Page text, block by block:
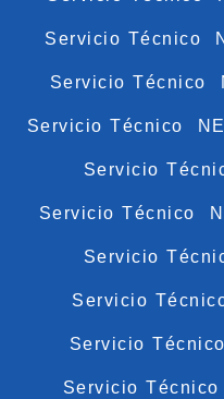
Servicio Técnico
Servicio Técnico
Servicio Técnico
Servicio
Servicio Técnico
Servicio
Servicio
Servicio
Servicio